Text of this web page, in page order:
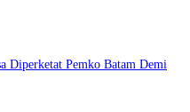
Diperketat Pemko Batam Demi